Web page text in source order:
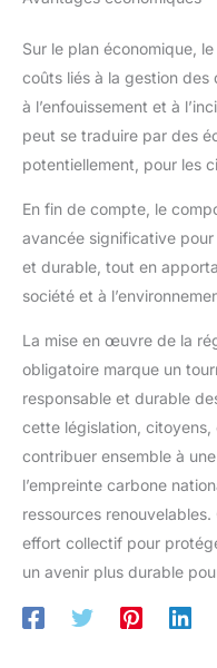
Sur le plan économique,
coûts liés à la gestion
à l’enfouissement et à
peut se traduire par des
potentiellement, pour les
En fin de compte, le
avancée significative
et durable, tout en
société et à
La mise en œuvre de la
obligatoire marque un
responsable et durable
cette législation,
contribuer ensemble à
l’empreinte carbone
ressources
effort collectif pour
un avenir plus durable